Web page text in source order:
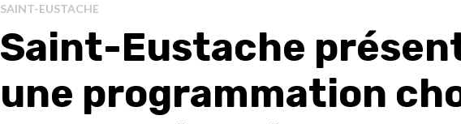
SAINT-EUSTACHE
Saint-Eustache
une programmation